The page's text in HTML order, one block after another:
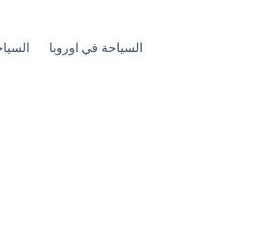
السياحة في اوروبا